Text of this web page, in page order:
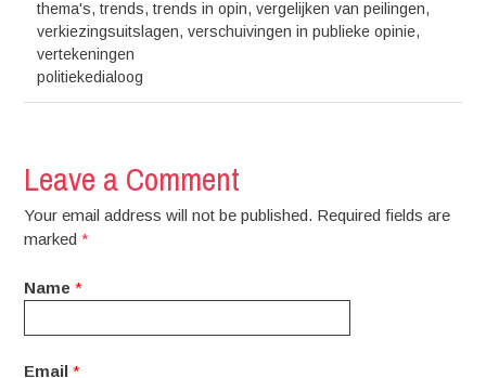
thema's,trends,trends in opin,vergelijken van peilingen,
verkiezingsuitslagen,verschuivingen in publieke opinie,
vertekeningen
politiekedialoog
Leave a Comment
Your email address will not be published. Required fields are
marked*
Name *
Email *